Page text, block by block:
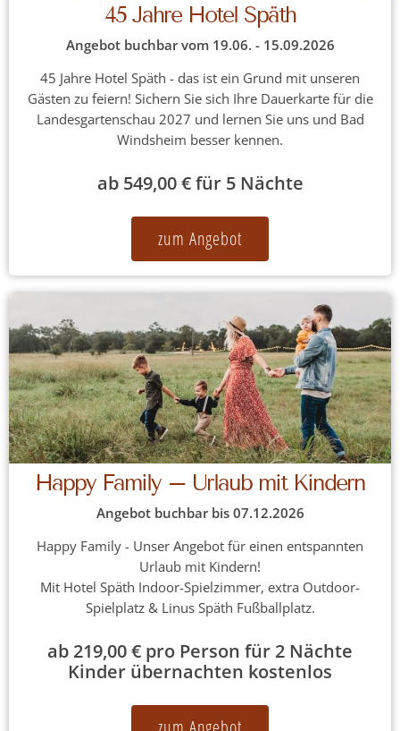
45 Jahre Hotel Späth
Angebot buchbar vom 19.06. - 15.09.2026
45 Jahre Hotel Späth - das ist ein Grund mit unseren
Gästen zu feiern! Sichern Sie sich Ihre Dauerkarte für die
Landesgartenschau 2027 und lernen Sie uns und Bad
Windsheim besser kennen.
ab 549,00 € für 5 Nächte
zum Angebot
Happy Family – Urlaub mit Kindern
Angebot buchbar bis 07.12.2026
Happy Family - Unser Angebot für einen entspannten
Urlaub mit Kindern!
Mit Hotel Späth Indoor-Spielzimmer, extra Outdoor-
Spielplatz & Linus Späth Fußballplatz.
ab 219,00 € pro Person für 2 Nächte
Kinder übernachten kostenlos